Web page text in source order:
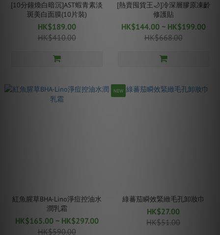
[10分鐘煥白暗沉]AST蝦青素淡
斑美白面膜(10片裝)
HK$189.00
HK$410.00
[熱賣囤貨王🌙]冷深層膠原凍齡
修護貼
HK$144.00 ~ HK$199.00
HK$668.00
紅魚腥草BHA-Lino淨痘控油水
潤乳霜
HK$165.00 ~ HK$297.00
HK$590.00
NEW
綠蕃茄瞬效緊緻毛孔卸妝巾
HK$27.00
HK$51.00